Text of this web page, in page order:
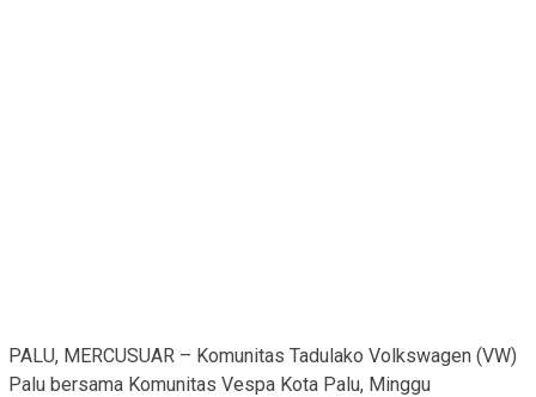
PALU, MERCUSUAR – Komunitas Tadulako Volkswagen (VW)
Palu bersama Komunitas Vespa Kota Palu, Minggu